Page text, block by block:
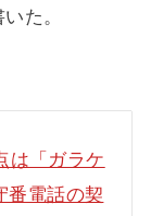
た。
は「ガラケ
番電話の契